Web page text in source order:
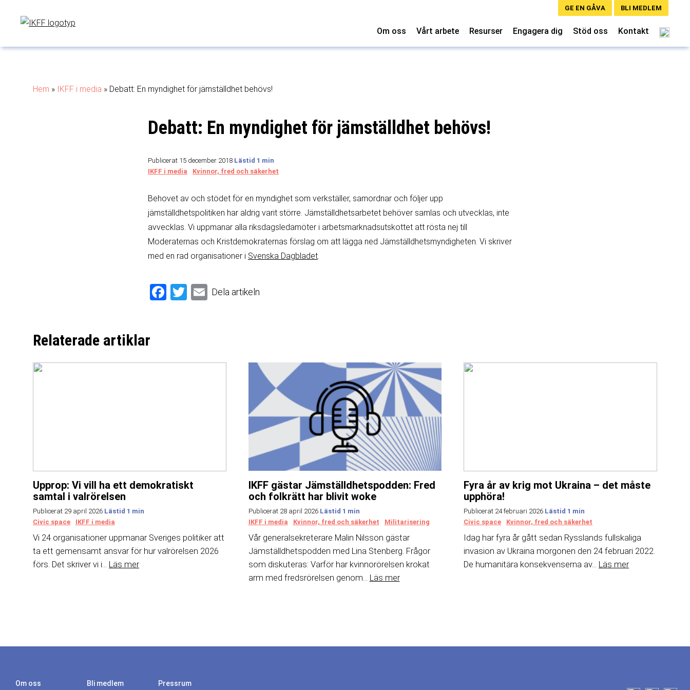
BLI MEDLEM
GE EN GÅVA
Om oss Vårt arbete Resurser Engagera dig Stöd oss Kontakt
Hem » IKFF i media » Debatt: En myndighet för jämställdhet behövs!
Debatt: En myndighet för jämställdhet behövs!
Publicerat 15 december 2018
IKFF i media
Kvinnor, fred och säkerhet
Behovet av och stödet för en myndighet som verkställer, samordnar och följer upp
jämställdhetspolitiken har aldrig varit större. Jämställdhetsarbetet behöver samlas och utvecklas, inte
avvecklas. Vi uppmanar alla riksdagsledamöter i arbetsmarknadsutskottet att rösta nej till
Moderaternas och Kristdemokraternas förslag om att lägga ned Jämställdhetsmyndigheten. Vi skriver
med en rad organisationer i Svenska Dagbladet.
Facebook
TwitterEmail
Dela artikeln
Relaterade artiklar
Upprop: Vi vill ha ett demokratiskt
samtal i valrörelsen
Publicerat 29 april 2026
Civic space
IKFF i media
Vi 24 organisationer uppmanar Sveriges politiker att
ta ett gemensamt ansvar för hur valrörelsen 2026
förs. Det skriver vi i... Läs mer
IKFF gästar Jämställdhetspodden: Fred
och folkrätt har blivit woke
Publicerat 28 april 2026
IKFF i media
Kvinnor, fred och säkerhet Militarisering
Vår generalsekreterare Malin Nilsson gästar
Jämställdhetspodden med Lina Stenberg. Frågor
som diskuteras: Varför har kvinnorörelsen krokat
arm med fredsrörelsen genom... Läs mer
Fyra år av krig mot Ukraina – det måste
upphöra!
Publicerat 24 februari 2026
Civic space
Kvinnor, fred och säkerhet
Idag har fyra år gått sedan Rysslands fullskaliga
invasion av Ukraina morgonen den 24 februari 2022.
De humanitära konsekvenserna av... Läs mer
Om oss Bli medlem Pressrum